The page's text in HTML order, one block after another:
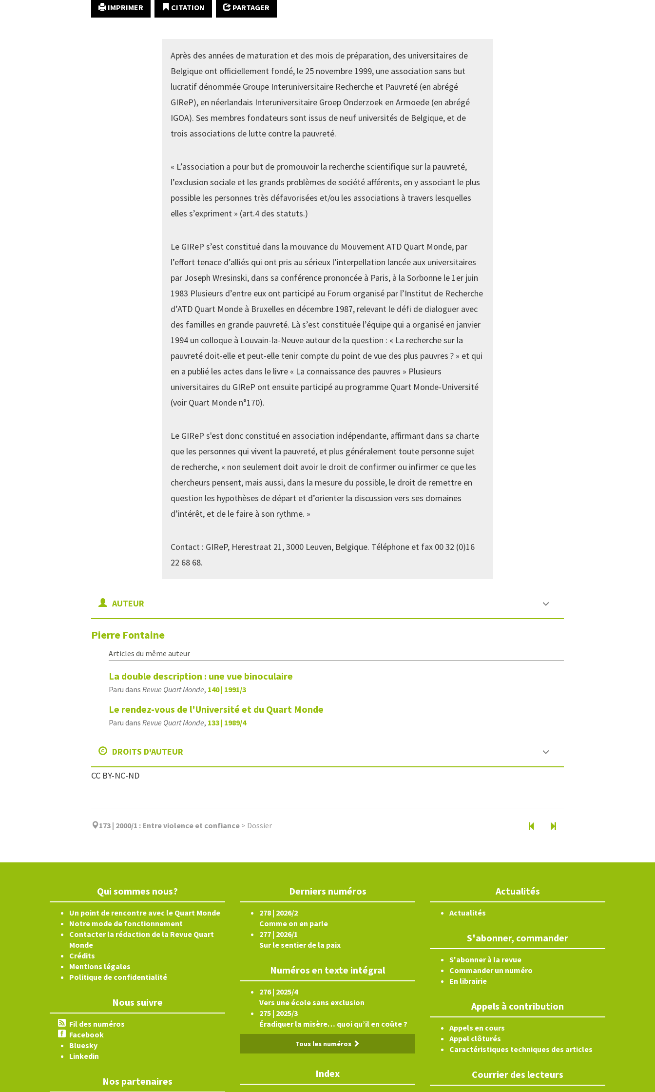
IMPRIMER CITATION PARTAGER
Après des années de maturation et des mois de préparation, des universitaires de
Belgique ont officiellement fondé, le 25 novembre 1999, une association sans but
lucratif dénommée Groupe Interuniversitaire Recherche et Pauvreté (en abrégé
GIReP), en néerlandais Interuniversitaire Groep Onderzoek en Armoede (en abrégé
IGOA). Ses membres fondateurs sont issus de neuf universités de Belgique, et de
trois associations de lutte contre la pauvreté.
« L’association a pour but de promouvoir la recherche scientifique sur la pauvreté,
l’exclusion sociale et les grands problèmes de société afférents, en y associant le plus
possible les personnes très défavorisées et/ou les associations à travers lesquelles
elles s’expriment » (art.4 des statuts.)
Le GIReP s’est constitué dans la mouvance du Mouvement ATD Quart Monde, par
l’effort tenace d’alliés qui ont pris au sérieux l’interpellation lancée aux universitaires
par Joseph Wresinski, dans sa conférence prononcée à Paris, à la Sorbonne le 1er juin
1983 Plusieurs d’entre eux ont participé au Forum organisé par l’Institut de Recherche
d’ATD Quart Monde à Bruxelles en décembre 1987, relevant le défi de dialoguer avec
des familles en grande pauvreté. Là s’est constituée l’équipe qui a organisé en janvier
1994 un colloque à Louvain-la-Neuve autour de la question : « La recherche sur la
pauvreté doit-elle et peut-elle tenir compte du point de vue des plus pauvres ? » et qui
en a publié les actes dans le livre « La connaissance des pauvres » Plusieurs
universitaires du GIReP ont ensuite participé au programme Quart Monde-Université
(voir Quart Monde n°170).
Le GIReP s'est donc constitué en association indépendante, affirmant dans sa charte
que les personnes qui vivent la pauvreté, et plus généralement toute personne sujet
de recherche, « non seulement doit avoir le droit de confirmer ou infirmer ce que les
chercheurs pensent, mais aussi, dans la mesure du possible, le droit de remettre en
question les hypothèses de départ et d’orienter la discussion vers ses domaines
d’intérêt, et de le faire à son rythme. »
Contact : GIReP, Herestraat 21, 3000 Leuven, Belgique. Téléphone et fax 00 32 (0)16
22 68 68.
AUTEUR
Pierre Fontaine
Articles du même auteur
La double description : une vue binoculaire
Paru dans Revue Quart Monde, 140 | 1991/3
Le rendez-vous de l'Université et du Quart Monde
Paru dans Revue Quart Monde, 133 | 1989/4
DROITS D'AUTEUR
CC BY-NC-ND
173 | 2000/1 : Entre violence et confiance > Dossier
Qui sommes nous?
Un point de rencontre avec le Quart Monde
Notre mode de fonctionnement
Contacter la rédaction de la Revue Quart
Monde
Crédits
Mentions légales
Politique de confidentialité
Nous suivre
Fil des numéros
Facebook
Bluesky
Linkedin
Nos partenaires
Derniers numéros
278 | 2026/2
Comme on en parle
277 | 2026/1
Sur le sentier de la paix
Numéros en texte intégral
276 | 2025/4
Vers une école sans exclusion
275 | 2025/3
Éradiquer la misère… quoi qu’il en coûte ?
Tous les numéros
Index
Actualités
Actualités
S'abonner, commander
S'abonner à la revue
Commander un numéro
En librairie
Appels à contribution
Appels en cours
Appel clôturés
Caractéristiques techniques des articles
Courrier des lecteurs